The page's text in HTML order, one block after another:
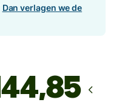
Dan verlagen we de